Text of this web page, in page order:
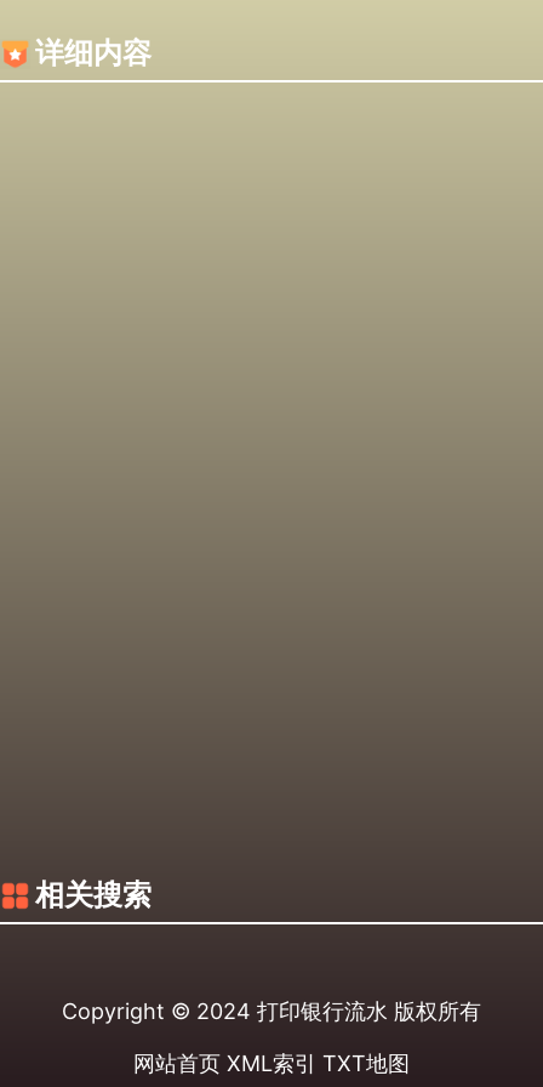
详细内容
相关搜索
Copyright © 2024 打印银行流水 版权所有
网站首页 XML索引 TXT地图